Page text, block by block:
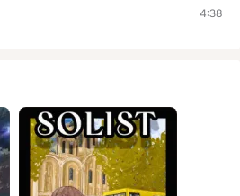
4:38